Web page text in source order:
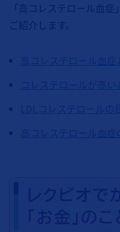
「高コレステロール血
ご紹介します。
高コレステロール血症
コレステロールが高い
LDLコレステロールの
高コレステロール血症